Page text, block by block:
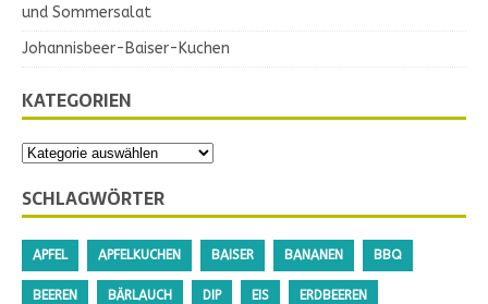
und Sommersalat
Johannisbeer-Baiser-Kuchen
KATEGORIEN
SCHLAGWÖRTER
APFEL APFELKUCHEN BAISER BANANEN BBQ
BEEREN BÄRLAUCH DIP EIS ERDBEEREN